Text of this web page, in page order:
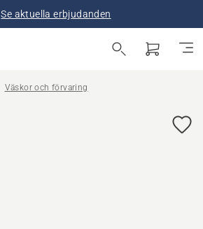
Se aktuella erbjudanden
Väskor och förvaring